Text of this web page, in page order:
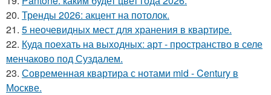
20. Тренды 2026: акцент на потолок.
21. 5 неочевидных мест для хранения в квартире.
22. Куда поехать на выходных: арт - пространство в селе
менчаково под Суздалем.
23. Современная квартира с нотами mid - Century в
Москве.